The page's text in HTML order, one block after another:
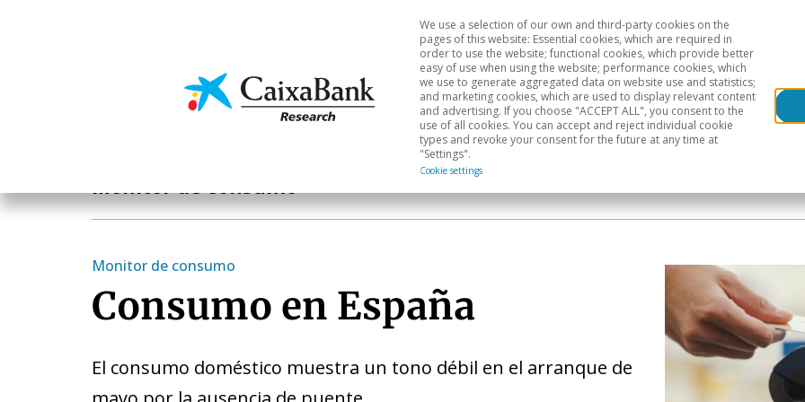
Economics & Markets Sectoral analysis Geographical areas
We use a selection of our own and third-party cookies on the
pages of this website: Essential cookies, which are required in
order to use the website; functional cookies, which provide better
easy of use when using the website; performance cookies, which
we use to generate aggregated data on website use and statistics;
and marketing cookies, which are used to display relevant content
and advertising. If you choose "ACCEPT ALL", you consent to the
use of all cookies. You can accept and reject individual cookie
types and revoke your consent for the future at any time at
"Settings".
Cookie settings
Monitor de consumo
Monitor de consumo
Consumo en España
El consumo doméstico muestra un tono débil en el arranque de